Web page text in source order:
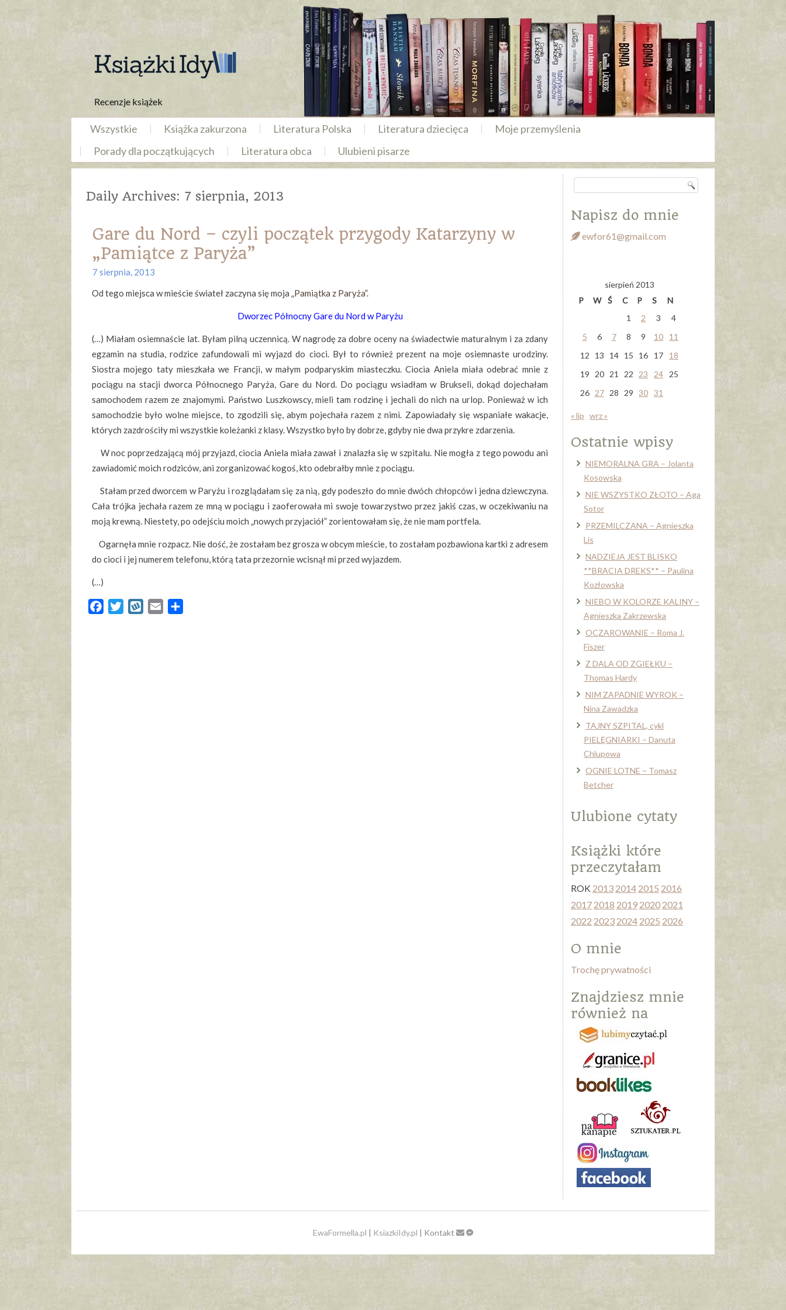
Recenzje książek
Wszystkie Książka zakurzona Literatura Polska Literatura dziecięca
Moje przemyślenia
Porady dla początkujących
Literatura obca Ulubieni pisarze
Daily Archives: 7 sierpnia, 2013
Gare du Nord – czyli początek przygody Katarzyny w
„Pamiątce z Paryża”
7 sierpnia, 2013
Od tego miejsca w mieście świateł zaczyna się moja „Pamiątka z Paryża”.
Dworzec Północny Gare du Nord w Paryżu
(…) Miałam osiemnaście lat. Byłam pilną uczennicą. W nagrodę za dobre oceny na świadectwie maturalnym i za zdany
egzamin na studia, rodzice zafundowali mi wyjazd do cioci. Był to również prezent na moje osiemnaste urodziny.
Siostra mojego taty mieszkała we Francji, w małym podparyskim miasteczku. Ciocia Aniela miała odebrać mnie z
pociągu na stacji dworca Północnego Paryża, Gare du Nord. Do pociągu wsiadłam w Brukseli, dokąd dojechałam
samochodem razem ze znajomymi. Państwo Luszkowscy, mieli tam rodzinę i jechali do nich na urlop. Ponieważ w ich
samochodzie było wolne miejsce, to zgodzili się, abym pojechała razem z nimi. Zapowiadały się wspaniałe wakacje,
których zazdrościły mi wszystkie koleżanki z klasy. Wszystko było by dobrze, gdyby nie dwa przykre zdarzenia.
W noc poprzedzającą mój przyjazd, ciocia Aniela miała zawał i znalazła się w szpitalu. Nie mogła z tego powodu ani
zawiadomić moich rodziców, ani zorganizować kogoś, kto odebrałby mnie z pociągu.
Stałam przed dworcem w Paryżu i rozglądałam się za nią, gdy podeszło do mnie dwóch chłopców i jedna dziewczyna.
Cała trójka jechała razem ze mną w pociągu i zaoferowała mi swoje towarzystwo przez jakiś czas, w oczekiwaniu na
moją krewną. Niestety, po odejściu moich „nowych przyjaciół” zorientowałam się, że nie mam portfela.
Ogarnęła mnie rozpacz. Nie dość, że zostałam bez grosza w obcym mieście, to zostałam pozbawiona kartki z adresem
do cioci i jej numerem telefonu, którą tata przezornie wcisnął mi przed wyjazdem.
(…)
FacebookTwitterWykopEmail
Napisz do mnie
ewfor61@gmail.com
sierpień 2013
P
W Ś C P S
N
1
2 3
4
5
6 7 8 9 10
11
12
13 14 15 16 17
18
19
20 21 22 23 24
25
26
27 28 29 30 31
« lip wrz »
Ostatnie wpisy
NIEMORALNA GRA – Jolanta
Kosowska
NIE WSZYSTKO ZŁOTO – Aga
Sotor
PRZEMILCZANA – Agnieszka
Lis
NADZIEJA JEST BLISKO
**BRACIA DREKS** – Paulina
Kozłowska
NIEBO W KOLORZE KALINY –
Agnieszka Zakrzewska
OCZAROWANIE – Roma J.
Fiszer
Z DALA OD ZGIEŁKU –
Thomas Hardy
NIM ZAPADNIE WYROK –
Nina Zawadzka
TAJNY SZPITAL, cykl
PIELĘGNIARKI – Danuta
Chlupowa
OGNIE LOTNE – Tomasz
Betcher
Ulubione cytaty
Książki które
przeczytałam
ROK 2013 2014 2015 2016
2017 2018 2019 2020 2021
2022 2023 2024 2025 2026
O mnie
Trochę prywatności
Znajdziesz mnie
również na
EwaFormella.pl | KsiazkiIdy.pl | Kontakt